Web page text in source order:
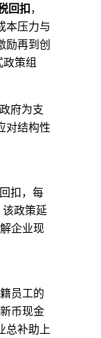
回扣，
本压力与
励再到创
政策组
府为支
对结构性
扣，每
政策延
企业现
员工的
币现金
总补助上